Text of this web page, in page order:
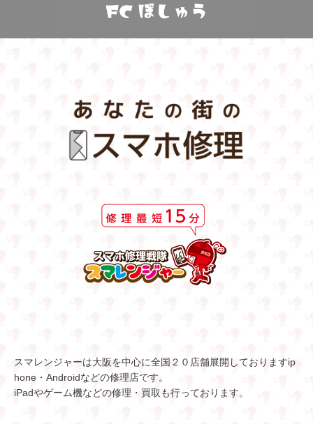
スマレンジャーは大阪を中心に全国２０店舗展開しておりますip
hone・Androidなどの修理店です。
iPadやゲーム機などの修理・買取も行っております。